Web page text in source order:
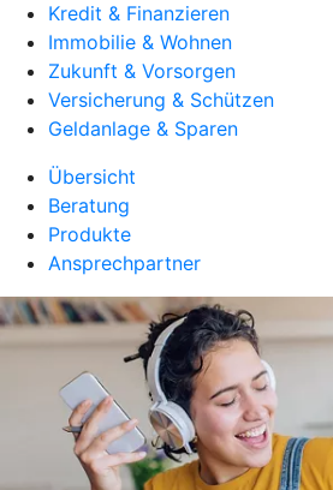
Kredit & Finanzieren
Immobilie & Wohnen
Zukunft & Vorsorgen
Versicherung & Schützen
Geldanlage & Sparen
Übersicht
Beratung
Produkte
Ansprechpartner